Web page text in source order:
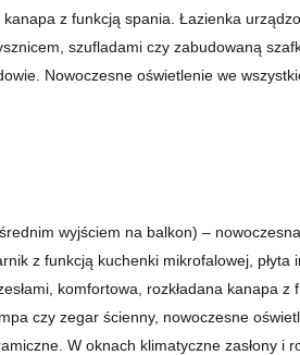
kanapa z funkcją spania. Łazienka
szufladami czy zabudowaną
Nowoczesne oświetlenie we
wyjściem na balkon) –
z funkcją kuchenki mikrofalowej, płyta
komfortowa, rozkładana kanapa z
czy zegar ścienny, nowoczesne
W oknach klimatyczne zasłony i